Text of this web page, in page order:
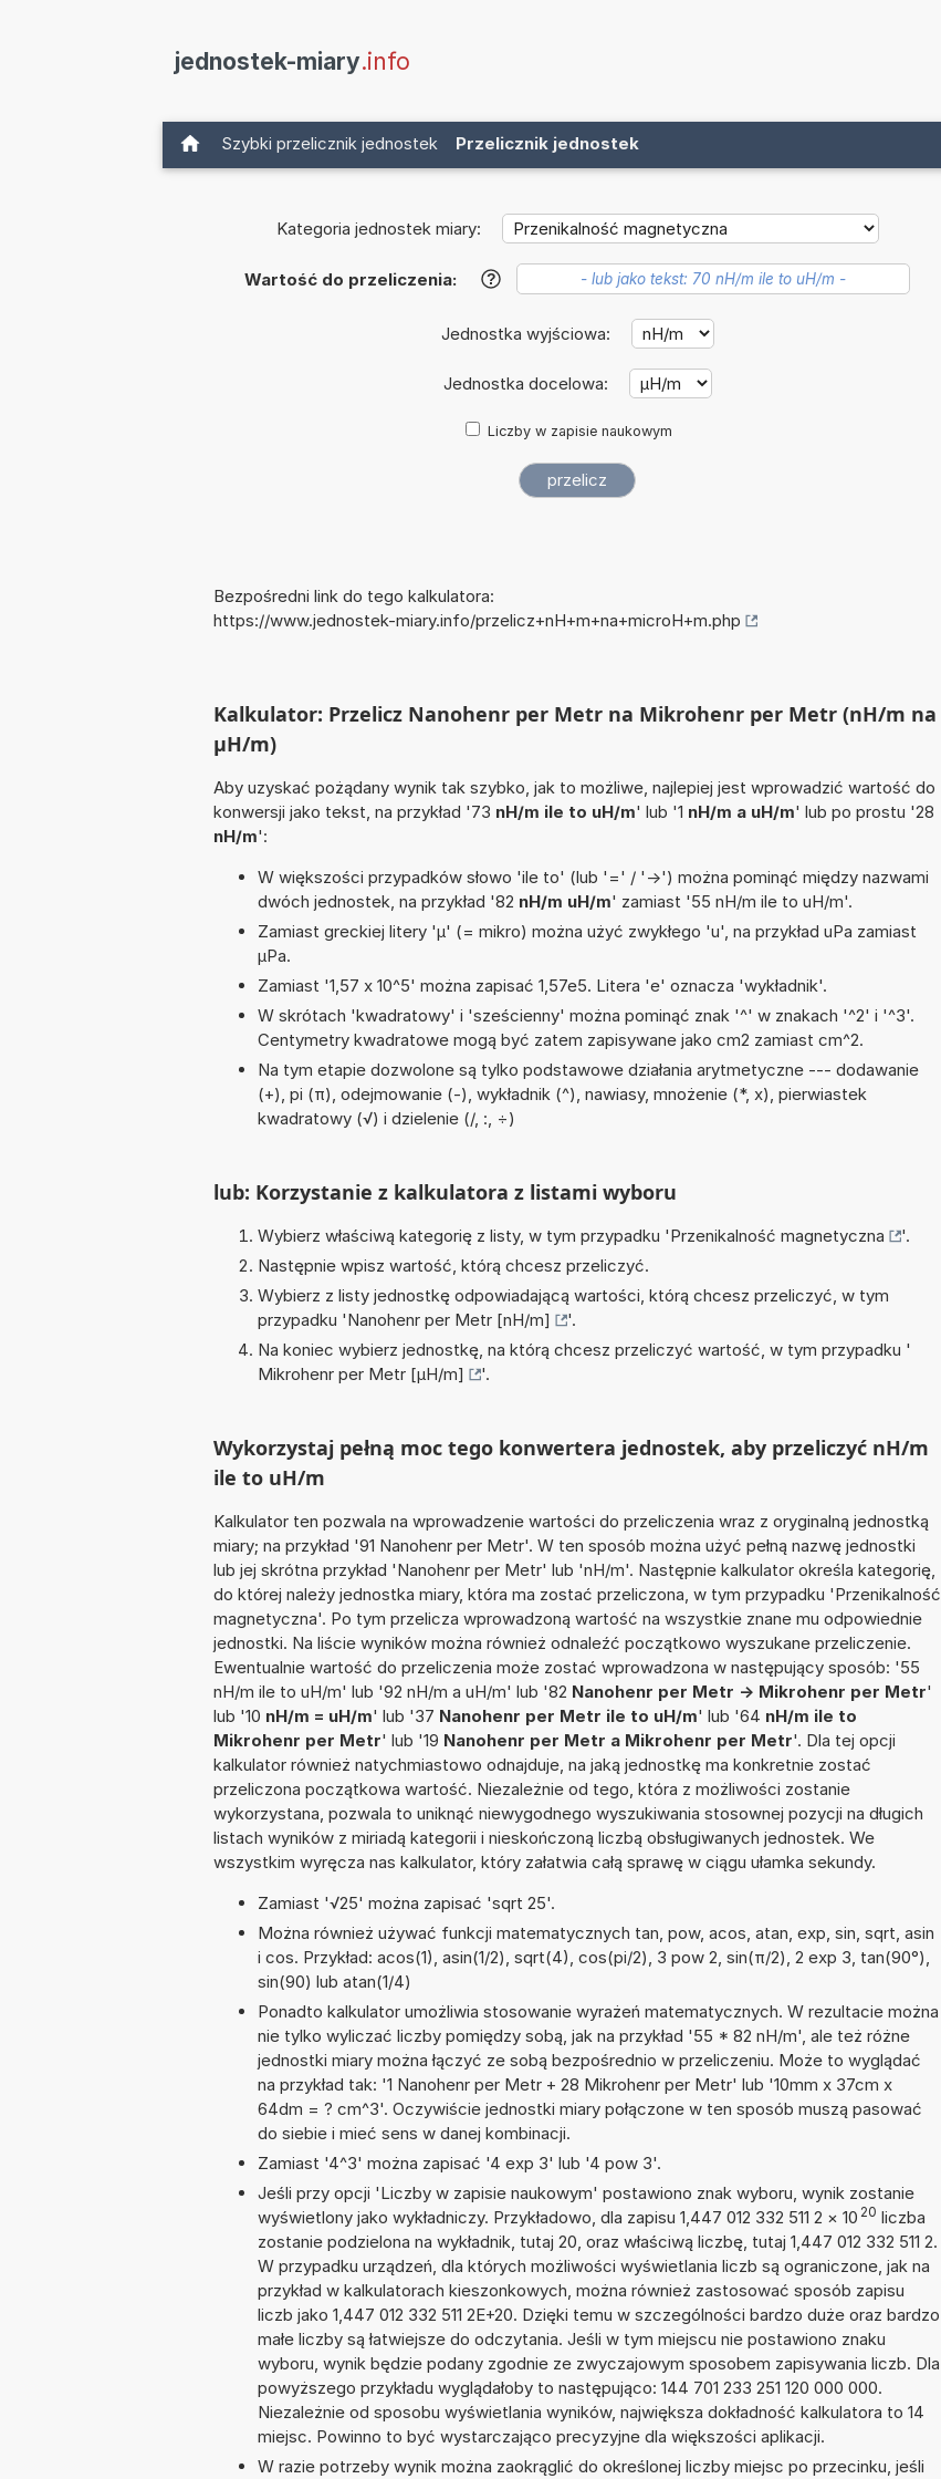
jednostek-miary.info
Szybki przelicznik jednostek Przelicznik jednostek
Kategoria jednostek miary:
Wartość do przeliczenia: ?
Jednostka wyjściowa:
Jednostka docelowa:
Liczby w zapisie naukowym
Bezpośredni link do tego kalkulatora:
https://www.jednostek-miary.info/przelicz+nH+m+na+microH+m.php
Kalkulator: Przelicz Nanohenr per Metr na Mikrohenr per Metr (nH/m na
µH/m)
Aby uzyskać pożądany wynik tak szybko, jak to możliwe, najlepiej jest wprowadzić wartość do
konwersji jako tekst, na przykład '73 nH/m ile to uH/m' lub '1 nH/m a uH/m' lub po prostu '28
nH/m':
W większości przypadków słowo 'ile to' (lub '=' / '->') można pominąć między nazwami
dwóch jednostek, na przykład '82 nH/m uH/m' zamiast '55 nH/m ile to uH/m'.
Zamiast greckiej litery 'µ' (= mikro) można użyć zwykłego 'u', na przykład uPa zamiast
µPa.
Zamiast '1,57 x 10^5' można zapisać 1,57e5. Litera 'e' oznacza 'wykładnik'.
W skrótach 'kwadratowy' i 'sześcienny' można pominąć znak '^' w znakach '^2' i '^3'.
Centymetry kwadratowe mogą być zatem zapisywane jako cm2 zamiast cm^2.
Na tym etapie dozwolone są tylko podstawowe działania arytmetyczne --- dodawanie
(+), pi (π), odejmowanie (-), wykładnik (^), nawiasy, mnożenie (*, x), pierwiastek
kwadratowy (√) i dzielenie (/, :, ÷)
lub: Korzystanie z kalkulatora z listami wyboru
Wybierz właściwą kategorię z listy, w tym przypadku 'Przenikalność magnetyczna
'.
Następnie wpisz wartość, którą chcesz przeliczyć.
Wybierz z listy jednostkę odpowiadającą wartości, którą chcesz przeliczyć, w tym
przypadku 'Nanohenr per Metr [nH/m]
'.
Na koniec wybierz jednostkę, na którą chcesz przeliczyć wartość, w tym przypadku '
Mikrohenr per Metr [µH/m]
'.
Wykorzystaj pełną moc tego konwertera jednostek, aby przeliczyć nH/m
ile to uH/m
Kalkulator ten pozwala na wprowadzenie wartości do przeliczenia wraz z oryginalną jednostką
miary; na przykład '91 Nanohenr per Metr'. W ten sposób można użyć pełną nazwę jednostki
lub jej skrótna przykład 'Nanohenr per Metr' lub 'nH/m'. Następnie kalkulator określa kategorię,
do której należy jednostka miary, która ma zostać przeliczona, w tym przypadku 'Przenikalność
magnetyczna'. Po tym przelicza wprowadzoną wartość na wszystkie znane mu odpowiednie
jednostki. Na liście wyników można również odnaleźć początkowo wyszukane przeliczenie.
Ewentualnie wartość do przeliczenia może zostać wprowadzona w następujący sposób: '55
nH/m ile to uH/m' lub '92 nH/m a uH/m' lub '82 Nanohenr per Metr -> Mikrohenr per Metr'
lub '10 nH/m = uH/m' lub '37 Nanohenr per Metr ile to uH/m' lub '64 nH/m ile to
Mikrohenr per Metr' lub '19 Nanohenr per Metr a Mikrohenr per Metr'. Dla tej opcji
kalkulator również natychmiastowo odnajduje, na jaką jednostkę ma konkretnie zostać
przeliczona początkowa wartość. Niezależnie od tego, która z możliwości zostanie
wykorzystana, pozwala to uniknąć niewygodnego wyszukiwania stosownej pozycji na długich
listach wyników z miriadą kategorii i nieskończoną liczbą obsługiwanych jednostek. We
wszystkim wyręcza nas kalkulator, który załatwia całą sprawę w ciągu ułamka sekundy.
Zamiast '√25' można zapisać 'sqrt 25'.
Można również używać funkcji matematycznych tan, pow, acos, atan, exp, sin, sqrt, asin
i cos. Przykład: acos(1), asin(1/2), sqrt(4), cos(pi/2), 3 pow 2, sin(π/2), 2 exp 3, tan(90°),
sin(90) lub atan(1/4)
Ponadto kalkulator umożliwia stosowanie wyrażeń matematycznych. W rezultacie można
nie tylko wyliczać liczby pomiędzy sobą, jak na przykład '55 * 82 nH/m', ale też różne
jednostki miary można łączyć ze sobą bezpośrednio w przeliczeniu. Może to wyglądać
na przykład tak: '1 Nanohenr per Metr + 28 Mikrohenr per Metr' lub '10mm x 37cm x
64dm = ? cm^3'. Oczywiście jednostki miary połączone w ten sposób muszą pasować
do siebie i mieć sens w danej kombinacji.
Zamiast '4^3' można zapisać '4 exp 3' lub '4 pow 3'.
Jeśli przy opcji 'Liczby w zapisie naukowym' postawiono znak wyboru, wynik zostanie
wyświetlony jako wykładniczy. Przykładowo, dla zapisu 1,447 012 332 511 2 × 10 20 liczba
zostanie podzielona na wykładnik, tutaj 20, oraz właściwą liczbę, tutaj 1,447 012 332 511 2.
W przypadku urządzeń, dla których możliwości wyświetlania liczb są ograniczone, jak na
przykład w kalkulatorach kieszonkowych, można również zastosować sposób zapisu
liczb jako 1,447 012 332 511 2E+20. Dzięki temu w szczególności bardzo duże oraz bardzo
małe liczby są łatwiejsze do odczytania. Jeśli w tym miejscu nie postawiono znaku
wyboru, wynik będzie podany zgodnie ze zwyczajowym sposobem zapisywania liczb. Dla
powyższego przykładu wyglądałoby to następująco: 144 701 233 251 120 000 000.
Niezależnie od sposobu wyświetlania wyników, największa dokładność kalkulatora to 14
miejsc. Powinno to być wystarczająco precyzyjne dla większości aplikacji.
W razie potrzeby wynik można zaokrąglić do określonej liczby miejsc po przecinku, jeśli